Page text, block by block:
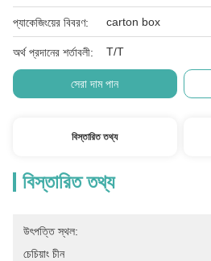
প্যাকেজিংয়ের বিবরণ: carton box
অর্থ প্রদানের শর্তাবলী: T/T
সেরা দাম পান
বিস্তারিত তথ্য
বিস্তারিত তথ্য
উৎপত্তি স্থল:
চেচিয়াং চীন